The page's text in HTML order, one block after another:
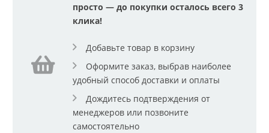
просто — до покупки осталось всего 3
клика!
Добавьте товар в корзину
Оформите заказ, выбрав наиболее
удобный способ доставки и оплаты
Дождитесь подтверждения от
менеджеров или позвоните
самостоятельно